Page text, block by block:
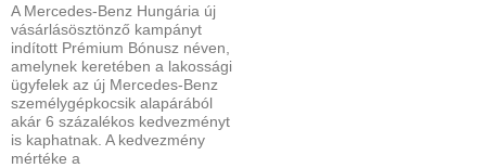
A Mercedes-Benz Hungária új
vásárlásösztönző kampányt
indított Prémium Bónusz néven,
amelynek keretében a lakossági
ügyfelek az új Mercedes-Benz
személygépkocsik alapárából
akár 6 százalékos kedvezményt
is kaphatnak. A kedvezmény
mértéke a